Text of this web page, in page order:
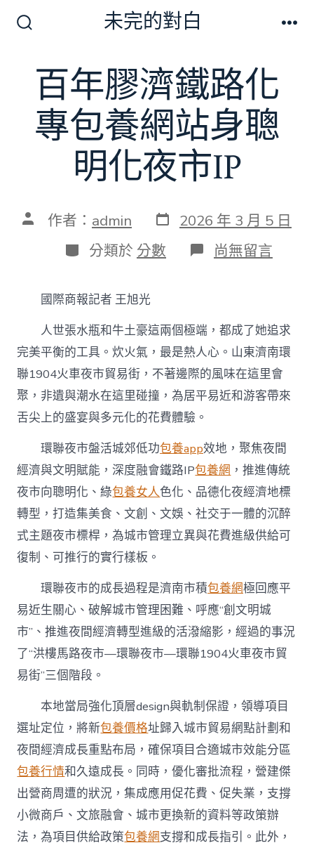
切
關
未完的對白
百年膠濟鐵路化
專包養網站身聰
明化夜市IP
文 作者： admin 發
表
日
期
2026 年 3 月 5 日
分
類
分類於 分數 在
〈百
鐵
路
化
專
包
養
網
聰
明
化
夜
市
IP〉
中
尚無留言
國際商報記者 王旭光
人世張水瓶和牛土豪這兩個極端，都成了她追求
完美平衡的工具。炊火氣，最是熱人心。山東濟南環
聯1904火車夜市貿易街，不著邊際的風味在這里會
聚，非遺與潮水在這里碰撞，為居平易近和游客帶來
舌尖上的盛宴與多元化的花費體驗。
環聯夜市盤活城郊低功包養app效地，聚焦夜間
經濟與文明賦能，深度融會鐵路IP包養網 ，推進傳統
夜市向聰明化、綠包養女人色化、品德化夜經濟地標
轉型，打造集美食、文創、文娛、社交于一體的沉醉
式主題夜市標桿，為城市管理立異與花費進級供給可
復制、可推行的實行樣板。
環聯夜市的成長過程是濟南市積包養網極回應平
易近生關心、破解城市管理困難、呼應“創文明城
市”、推進夜間經濟轉型進級的活潑縮影，經過的事況
了“洪樓馬路夜市—環聯夜市—環聯1904火車夜市貿
易街”三個階段。
本地當局強化頂層design與軌制保證，領導項目
選址定位，將新包養價格址歸入城市貿易網點計劃和
夜間經濟成長重點布局，確保項目合適城市效能分區
包養行情和久遠成長。同時，優化審批流程，營建傑
出營商周遭的狀況，集成應用促花費、促失業，支撐
小微商戶、文旅融會、城市更換新的資料等政策辦
法，為項目供給政策包養網支撐和成長指引。此外，